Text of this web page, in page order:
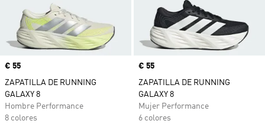
Precio
€ 55
ZAPATILLA DE RUNNING
GALAXY 8
Hombre Performance
8 colores
Precio
€ 55
ZAPATILLA DE RUNNING
GALAXY 8
Mujer Performance
6 colores